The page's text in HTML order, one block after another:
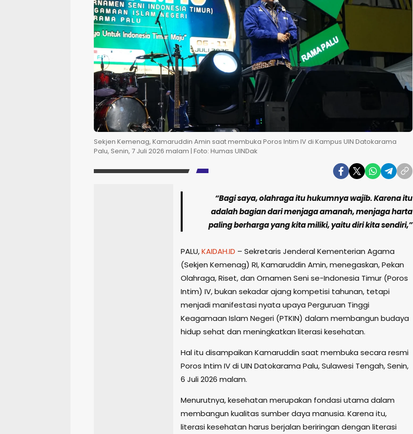
Sekjen Kemenag, Kamaruddin Amin saat membuka Poros Intim IV di Kampus UIN Datokarama
Palu, Senin, 7 Juli 2026 malam | Foto: Humas UINDak
“Bagi saya, olahraga itu hukumnya wajib. Karena itu
adalah bagian dari menjaga amanah, menjaga harta
paling berharga yang kita miliki, yaitu diri kita sendiri,”
PALU,KAIDAH.ID – Sekretaris Jenderal Kementerian Agama
(Sekjen Kemenag) RI, Kamaruddin Amin, menegaskan, Pekan
Olahraga, Riset, dan Ornamen Seni se-Indonesia Timur (Poros
Intim) IV, bukan sekadar ajang kompetisi tahunan, tetapi
menjadi manifestasi nyata upaya Perguruan Tinggi
Keagamaan Islam Negeri (PTKIN) dalam membangun budaya
hidup sehat dan meningkatkan literasi kesehatan.
Hal itu disampaikan Kamaruddin saat membuka secara resmi
Poros Intim IV di UIN Datokarama Palu, Sulawesi Tengah, Senin,
6 Juli 2026 malam.
Menurutnya, kesehatan merupakan fondasi utama dalam
membangun kualitas sumber daya manusia. Karena itu,
literasi kesehatan harus berjalan beriringan dengan literasi